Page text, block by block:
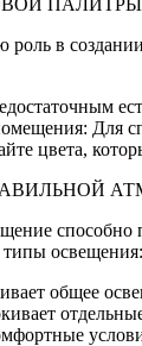
роль в
Для
цвета,
способно
типы освещения:
общее